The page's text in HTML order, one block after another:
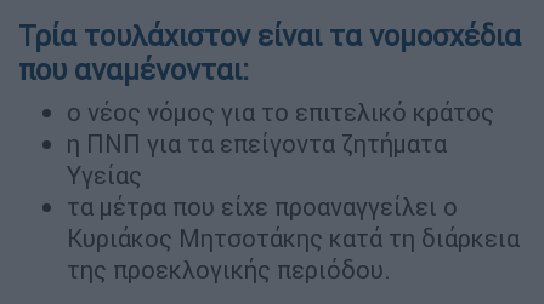
Τρία τουλάχιστον είναι τα νομοσχέδια
που αναμένονται:
ο νέος νόμος για το επιτελικό κράτος
η ΠΝΠ για τα επείγοντα ζητήματα
Υγείας
τα μέτρα που είχε προαναγγείλει ο
Κυριάκος Μητσοτάκης κατά τη διάρκεια
της προεκλογικής περιόδου.